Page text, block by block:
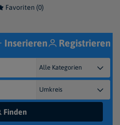
Favoriten (0)
Finden
Inserieren Registrieren